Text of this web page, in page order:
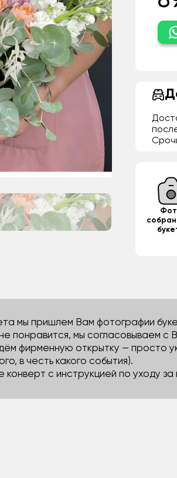
мы пришлем Вам фотографии
понравится, мы согласовываем с
фирменную открытку — просто
в честь какого события).
конверт с инструкцией по уходу